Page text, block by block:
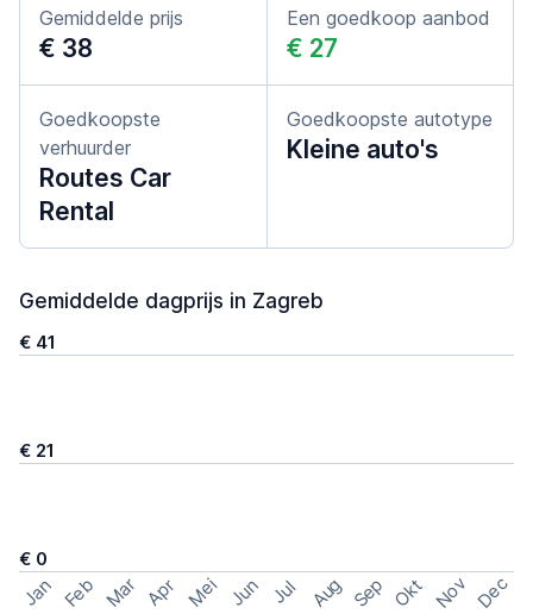
Gemiddelde prijs
€ 38
Een goedkoop aanbod
€ 27
Goedkoopste
verhuurder
Routes Car
Rental
Goedkoopste autotype
Kleine auto's
Gemiddelde dagprijs in Zagreb
€ 41
€ 21
€ 0
Jan Feb Mar Apr Mei Jun Jul Aug Sep Okt Nov Dec